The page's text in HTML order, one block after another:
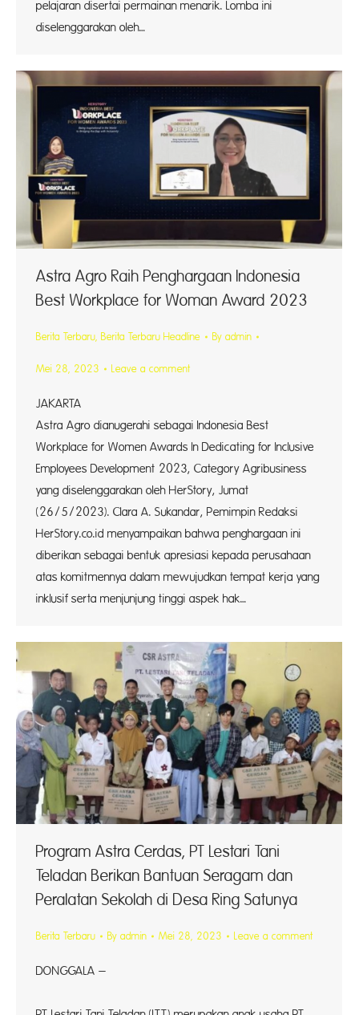
pelajaran disertai permainan menarik. Lomba ini
diselenggarakan oleh…
Astra Agro Raih Penghargaan Indonesia
Best Workplace for Woman Award 2023
Berita Terbaru, Berita Terbaru Headline By admin
Mei 28, 2023 Leave a comment
Astra Agro dianugerahi sebagai Indonesia Best
Workplace for Women Awards In Dedicating for Inclusive
Employees Development 2023, Category Agribusiness
yang diselenggarakan oleh HerStory, Jumat
(26/5/2023). Clara A. Sukandar, Pemimpin Redaksi
HerStory.co.id menyampaikan bahwa penghargaan ini
diberikan sebagai bentuk apresiasi kepada perusahaan
atas komitmennya dalam mewujudkan tempat kerja yang
inklusif serta menjunjung tinggi aspek hak…
Program Astra Cerdas, PT Lestari Tani
Teladan Berikan Bantuan Seragam dan
Peralatan Sekolah di Desa Ring Satunya
Berita Terbaru By admin Mei 28, 2023 Leave a comment
DONGGALA –